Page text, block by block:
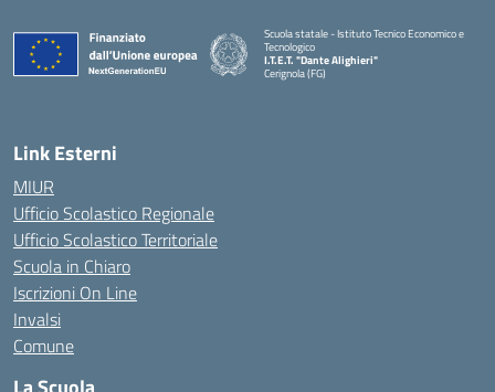
Scuola statale - Istituto Tecnico Economico e
Tecnologico
I.T.E.T. "Dante Alighieri"
Cerignola (FG)
— Visita la pagina iniziale della scuola
Link Esterni
MIUR
Ufficio Scolastico Regionale
Ufficio Scolastico Territoriale
Scuola in Chiaro
Iscrizioni On Line
Invalsi
Comune